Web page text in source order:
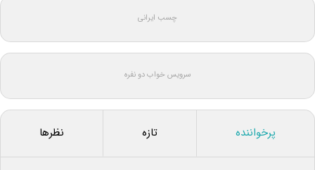
چسب ایرانی
سرویس خواب دو نفره
پرخواننده تازه نظرها